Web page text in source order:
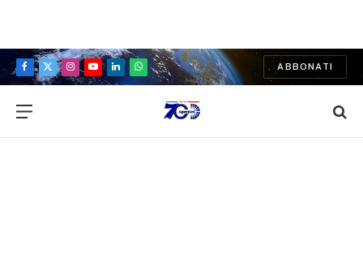
Facebook
X
Instagram
YouTubeLinkedInWhatsApp
ABBONATI